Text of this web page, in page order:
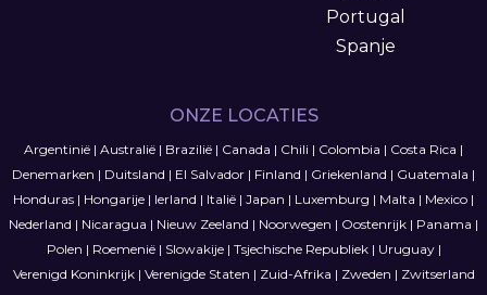
Portugal
Spanje
ONZE LOCATIES
Argentinië | Australië | Brazilië | Canada | Chili | Colombia | Costa Rica |
Denemarken | Duitsland | El Salvador | Finland | Griekenland | Guatemala |
Honduras | Hongarije | Ierland | Italië | Japan | Luxemburg | Malta | Mexico |
Nederland | Nicaragua | Nieuw Zeeland | Noorwegen | Oostenrijk | Panama |
Polen | Roemenië| Slowakije| Tsjechische Republiek| Uruguay|
Verenigd Koninkrijk| Verenigde Staten | Zuid-Afrika | Zweden | Zwitserland